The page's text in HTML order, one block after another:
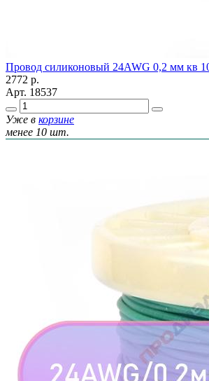
Провод силиконовый 24AWG 0,2 мм кв
2772 р.
Арт. 18537
Уже в корзине
менее 10 шт.